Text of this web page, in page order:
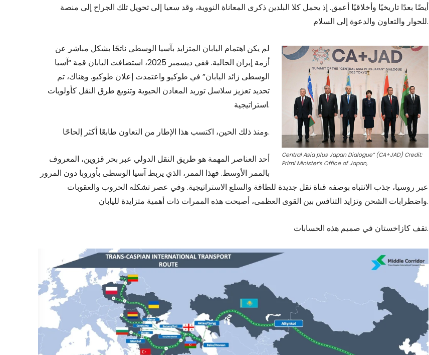
أيضًا بعدًا تاريخيًا وأخلاقيًا أعمق. إذ يحمل كلا البلدين ذكرى المعاناة النووية، وقد سعيا إلى تحويل تلك الجراح إلى منصة
للحوار والتعاون والدعوة إلى السلام.
Central Asia plus Japan Dialogue” (CA+JAD) Credit:
Primi Minister’s Office of Japan,
لم يكن اهتمام اليابان المتزايد بآسيا الوسطى ناتجًا بشكل مباشر عن
أزمة إيران الحالية. ففي ديسمبر 2025، استضافت اليابان قمة “آسيا
الوسطى زائد اليابان” في طوكيو واعتمدت إعلان طوكيو. وهناك، تم
تحديد تعزيز سلاسل توريد المعادن الحيوية وتنويع طرق النقل كأولويات
استراتيجية.
ومنذ ذلك الحين، اكتسب هذا الإطار من التعاون طابعًا أكثر إلحاحًا.
أحد العناصر المهمة هو طريق النقل الدولي عبر بحر قزوين، المعروف
بالممر الأوسط. فهذا الممر، الذي يربط آسيا الوسطى بأوروبا دون المرور
عبر روسيا، جذب الانتباه بوصفه قناة نقل جديدة للطاقة والسلع الاستراتيجية. وفي عصر تشكله الحروب والعقوبات
واضطرابات الشحن وتزايد التنافس بين القوى العظمى، أصبحت هذه الممرات ذات أهمية متزايدة لليابان.
تقف كازاخستان في صميم هذه الحسابات.